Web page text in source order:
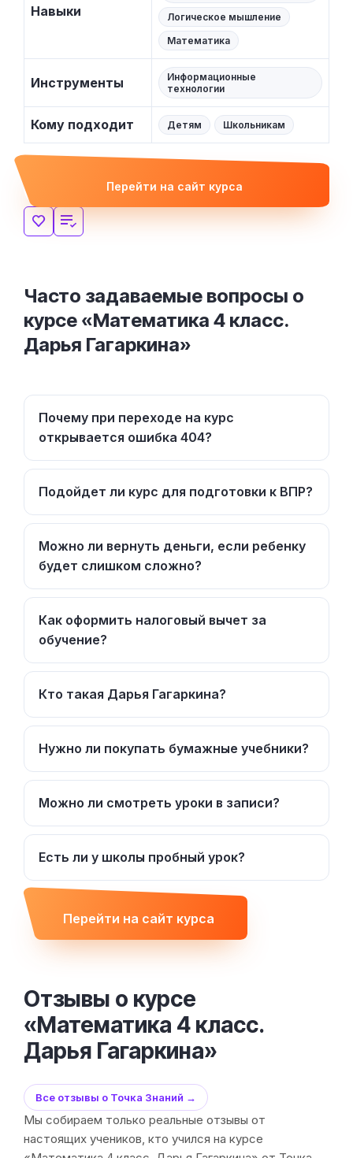
Навыки
Логическое мышление
Математика
Инструменты
Информационные
технологии
Кому подходит Детям Школьникам
Перейти на сайт курса
Часто задаваемые вопросы о
курсе «Математика 4 класс.
Дарья Гагаркина»
Почему при переходе на курс
открывается ошибка 404?
Подойдет ли курс для подготовки к ВПР?
Можно ли вернуть деньги, если ребенку
будет слишком сложно?
Как оформить налоговый вычет за
обучение?
Кто такая Дарья Гагаркина?
Нужно ли покупать бумажные учебники?
Можно ли смотреть уроки в записи?
Есть ли у школы пробный урок?
Перейти на сайт курса
Отзывы о курсе
«Математика 4 класс.
Дарья Гагаркина»
Все отзывы о Точка Знаний →
Мы собираем только реальные отзывы от
настоящих учеников, кто учился на курсе